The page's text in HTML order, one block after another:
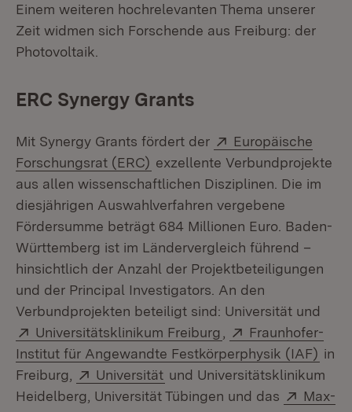
Einem weiteren hochrelevanten Thema unserer
Zeit widmen sich Forschende aus Freiburg: der
Photovoltaik.
ERC Synergy Grants
Mit Synergy Grants fördert der Extern:
Europäische
Forschungsrat (ERC) (Öffnet in neuem Fenster)
exzellente Verbundprojekte
aus allen wissenschaftlichen Disziplinen. Die im
diesjährigen Auswahlverfahren vergebene
Fördersumme beträgt 684 Millionen Euro. Baden-
Württemberg ist im Ländervergleich führend –
hinsichtlich der Anzahl der Projektbeteiligungen
und der Principal Investigators. An den
Verbundprojekten beteiligt sind: Universität und
Extern:
Universitätsklinikum Freiburg (Öffnet in neuem
Extern:
Fraunhofer-
Institut für Angewandte Festkörperphysik (IAF) in
Freiburg,
Extern:
Universität (Öffnet in neuem Fenster)
und Universitätsklinikum
Heidelberg, Universität Tübingen und das
Extern:
Max-